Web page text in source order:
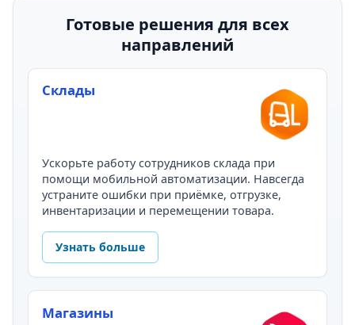
Готовые решения для всех
направлений
Склады
Ускорьте работу сотрудников склада при
помощи мобильной автоматизации. Навсегда
устраните ошибки при приёмке, отгрузке,
инвентаризации и перемещении товара.
Узнать больше
Магазины